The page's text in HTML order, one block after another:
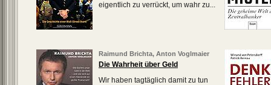
eigentlich zu verrückt, um wahr zu...
Raimund Brichta, Anton Voglmaier
Die Wahrheit über Geld
Wir haben tagtäglich damit zu tun